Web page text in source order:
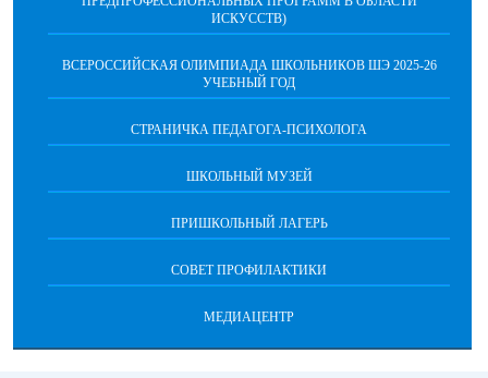
ИСКУССТВ)
ВСЕРОССИЙСКАЯ ОЛИМПИАДА ШКОЛЬНИКОВ ШЭ 2025-26
УЧЕБНЫЙ ГОД
СТРАНИЧКА ПЕДАГОГА-ПСИХОЛОГА
ШКОЛЬНЫЙ МУЗЕЙ
ПРИШКОЛЬНЫЙ ЛАГЕРЬ
СОВЕТ ПРОФИЛАКТИКИ
МЕДИАЦЕНТР